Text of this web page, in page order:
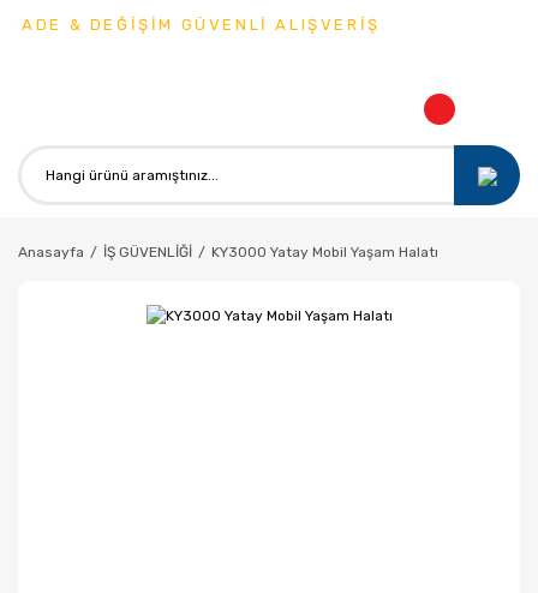
& DEĞİŞİM GÜVENLİ ALIŞVERİŞ
Anasayfa İŞ GÜVENLİĞİ KY3000 Yatay Mobil Yaşam Halatı